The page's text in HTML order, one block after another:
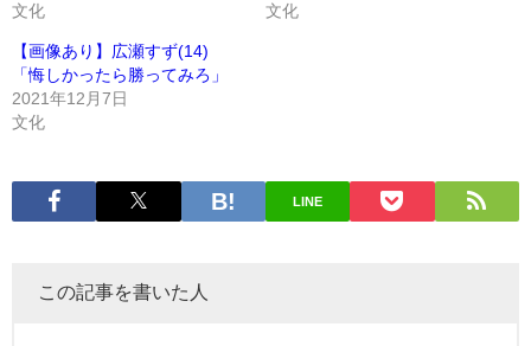
文化
文化
【画像あり】広瀬すず(14)
「悔しかったら勝ってみろ」
2021年12月7日
文化
LINE
この記事を書いた人